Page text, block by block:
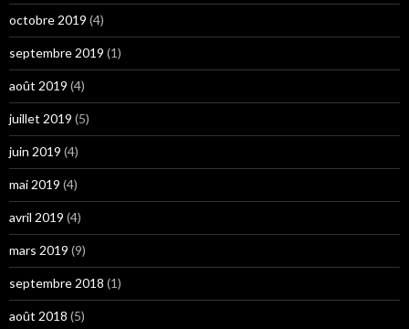
octobre 2019 (4)
septembre 2019 (1)
août 2019 (4)
juillet 2019 (5)
juin 2019 (4)
mai 2019 (4)
avril 2019 (4)
mars 2019 (9)
septembre 2018 (1)
août 2018 (5)